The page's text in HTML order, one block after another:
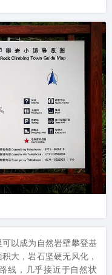
以成为自然岩壁攀登基
大，岩石坚硬无风化，
线，几乎接近于自然状